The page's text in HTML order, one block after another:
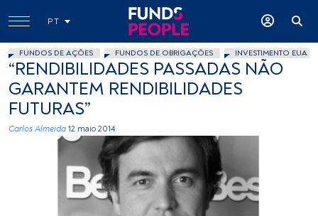
PT
FUNDOS DE AÇÕES FUNDOS DE OBRIGAÇÕES INVESTIMENTO EUA
“RENDIBILIDADES PASSADAS NÃO
GARANTEM RENDIBILIDADES
FUTURAS”
Carlos Almeida 12 maio 2014